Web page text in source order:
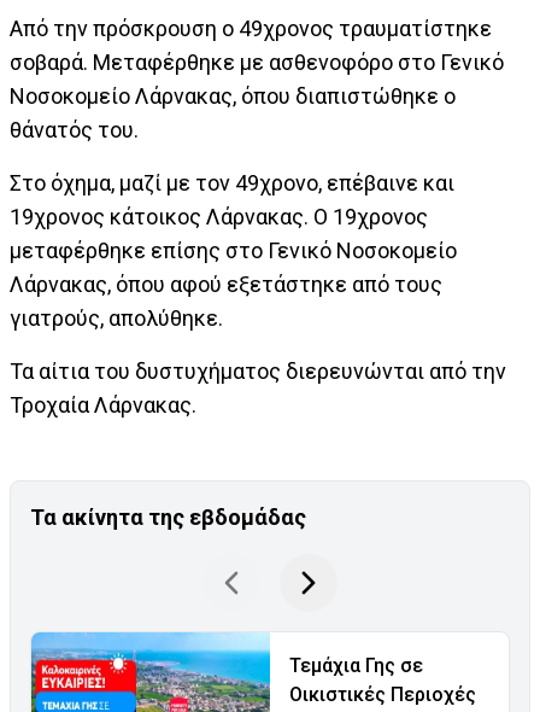
Από την πρόσκρουση ο 49χρονος τραυματίστηκε
σοβαρά. Μεταφέρθηκε με ασθενοφόρο στο Γενικό
Νοσοκομείο Λάρνακας, όπου διαπιστώθηκε ο
θάνατός του.
Στο όχημα, μαζί με τον 49χρονο, επέβαινε και
19χρονος κάτοικος Λάρνακας. Ο 19χρονος
μεταφέρθηκε επίσης στο Γενικό Νοσοκομείο
Λάρνακας, όπου αφού εξετάστηκε από τους
γιατρούς, απολύθηκε.
Τα αίτια του δυστυχήματος διερευνώνται από την
Τροχαία Λάρνακας.
Τα ακίνητα της εβδομάδας
Τεμάχια Γης σε
Οικιστικές Περιοχές